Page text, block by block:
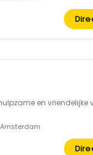
en vriendelijke